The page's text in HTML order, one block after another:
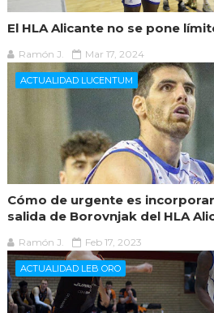
El HLA Alicante no se pone
Ramón J. Mar 17, 2024
ACTUALIDAD LUCENTUM
Cómo de urgente es
salida de Borovnjak del HLA
Ramón J. Feb 17, 2023
ACTUALIDAD LEB ORO